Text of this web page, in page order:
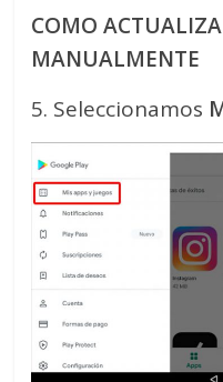
COMO
MANUALMENTE
5. Seleccionamos